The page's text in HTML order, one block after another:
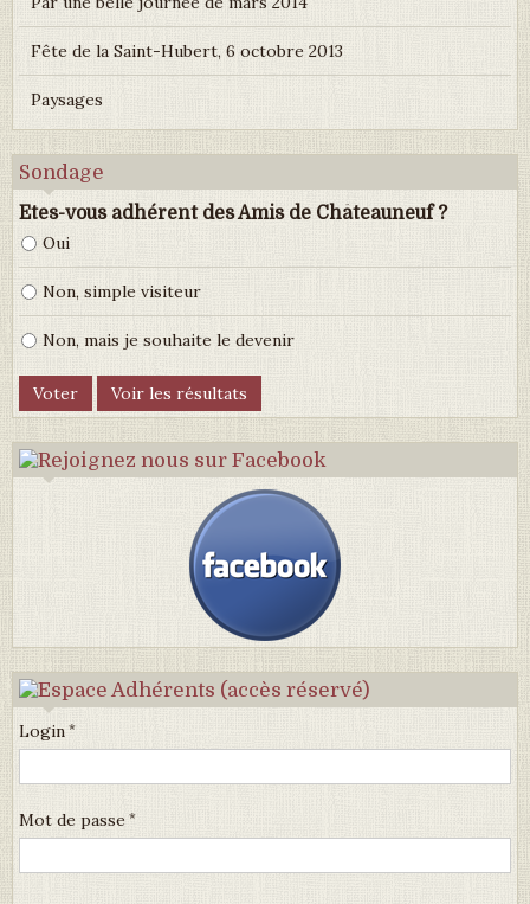
Fête de la Saint-Hubert, 6 octobre 2013
Paysages
Sondage
Etes-vous adhérent des Amis de Châteauneuf ?
Oui
Non, simple visiteur
Non, mais je souhaite le devenir
Login
Mot de passe